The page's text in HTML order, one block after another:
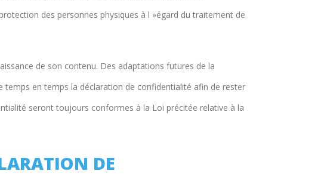
des personnes physiques à l »égard du traitement de
de son contenu. Des adaptations futures de la
en temps la déclaration de confidentialité afin de rester
seront toujours conformes à la Loi précitée relative à la
DE